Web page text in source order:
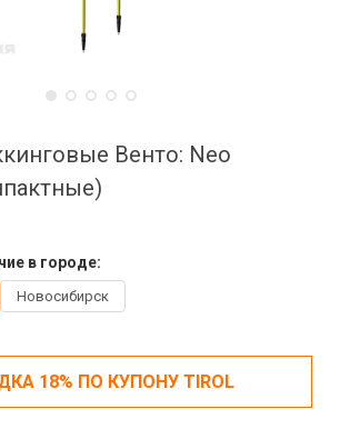
Венто: Neo
в городе:
Новосибирск
18% ПО КУПОНУ TIROL